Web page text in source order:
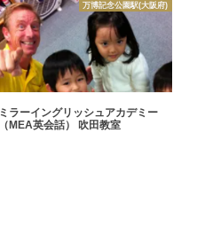
万博記念公園駅(大阪府)
ミラーイングリッシュアカデミー
（MEA英会話） 吹田教室